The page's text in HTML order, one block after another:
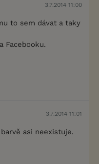
3.7.2014 11:00
to sem dávat a taky
Facebooku.
3.7.2014 11:01
asi neexistuje.